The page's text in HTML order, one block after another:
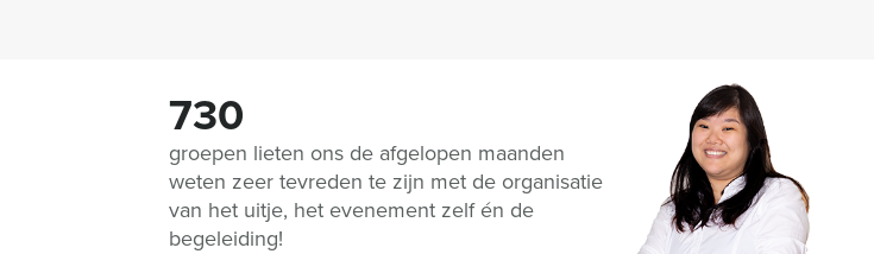
730
groepen lieten ons de afgelopen maanden
weten zeer tevreden te zijn met de organisatie
van het uitje, het evenement zelf én de
begeleiding!